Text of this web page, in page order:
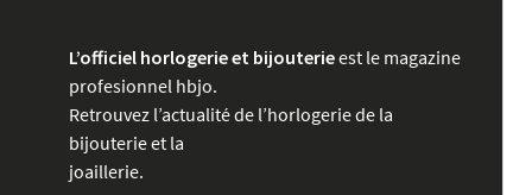
L’officiel horlogerie et bijouterieest le magazine
profesionnel hbjo.
Retrouvez l’actualité de l’horlogerie de la
bijouterie et la
joaillerie.